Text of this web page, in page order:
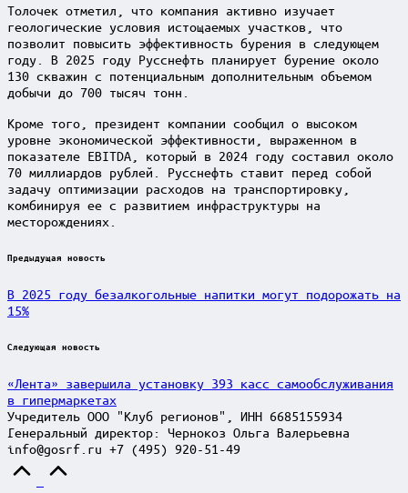
Толочек отметил, что компания активно изучает
геологические условия истощаемых участков, что
позволит повысить эффективность бурения в следующем
году. В 2025 году Русснефть планирует бурение около
130 скважин с потенциальным дополнительным объемом
добычи до 700 тысяч тонн.
Кроме того, президент компании сообщил о высоком
уровне экономической эффективности, выраженном в
показателе EBITDA, который в 2024 году составил около
70 миллиардов рублей. Русснефть ставит перед собой
задачу оптимизации расходов на транспортировку,
комбинируя ее с развитием инфраструктуры на
месторождениях.
Post
Предыдущая новость
В 2025 году безалкогольные напитки могут подорожать на
15%
Следующая новость
«Лента» завершила установку 393 касс самообслуживания
в гипермаркетах
Учредитель ООО "Клуб регионов", ИНН 6685155934
Генеральный директор: Чернокоз Ольга Валерьевна
info@gosrf.ru +7 (495) 920-51-49